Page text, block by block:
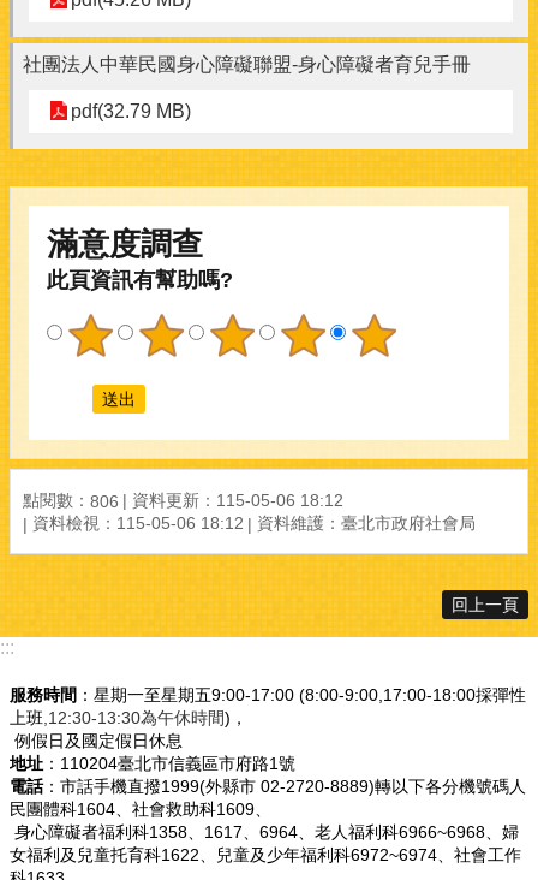
社團法人中華民國身心障礙聯盟-身心障礙者育兒手冊
pdf(32.79 MB)
滿意度調查
此頁資訊有幫助嗎?
點閱數： 806 資料更新： 115-05-06 18:12
資料檢視： 115-05-06 18:12 資料維護： 臺北市政府社會局
回上一頁
:::
服務時間 ：星期一至星期五9:00-17:00 (8:00-9:00,17:00-18:00採彈性
上班 ,12:30-13:30為午休時間)，
例假日及國定假日休息
地址 ：110204臺北市信義區市府路1號
電話：市話手機直撥1999(外縣市 02-2720-8889)轉以下各分機號碼人
民團體科1604、社會救助科1609、
身心障礙者福利科1358、1617、6964、老人福利科6966~6968、婦
女福利及兒童托育科1622、兒童及少年福利科6972~6974、社會工作